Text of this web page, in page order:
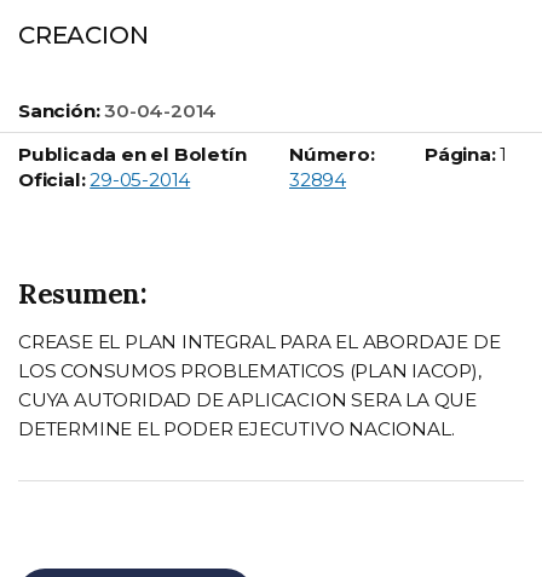
CREACION
Sanción: 30-04-2014
Publicada en el Boletín
Oficial: 29-05-2014
Número:
Boletín Oficial número:
32894
Página: 1
Resumen:
CREASE EL PLAN INTEGRAL PARA EL ABORDAJE DE
LOS CONSUMOS PROBLEMATICOS (PLAN IACOP),
CUYA AUTORIDAD DE APLICACION SERA LA QUE
DETERMINE EL PODER EJECUTIVO NACIONAL.